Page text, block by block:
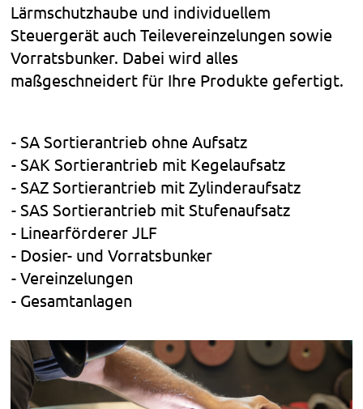
Lärmschutzhaube und individuellem
Steuergerät auch Teilevereinzelungen sowie
Vorratsbunker. Dabei wird alles
maßgeschneidert für Ihre Produkte gefertigt.
SA Sortierantrieb ohne Aufsatz
SAK Sortierantrieb mit Kegelaufsatz
SAZ Sortierantrieb mit Zylinderaufsatz
SAS Sortierantrieb mit Stufenaufsatz
Linearförderer JLF
Dosier- und Vorratsbunker
Vereinzelungen
Gesamtanlagen